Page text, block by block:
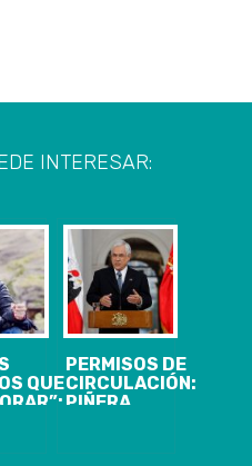
INTERESAR:
QUE
PERMISOS DE
CIRCULACIÓN:
PIÑERA